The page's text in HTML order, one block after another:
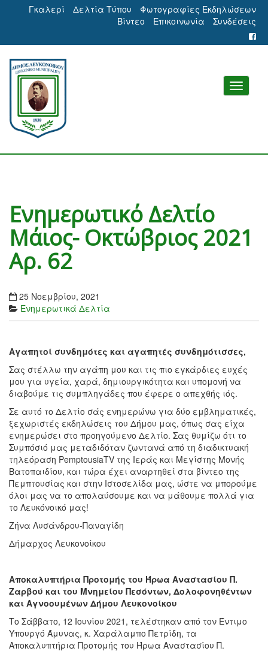
Γκαλερί Δελτία Τύπου
Φωτογραφίες Εκδηλώσεων
Βίντεο
Επικοινωνία Συνδέσεις
Ενημερωτικό Δελτίο
Μάιος- Οκτώβριος 2021
Αρ. 62
25 Νοεμβρίου, 2021
Ενημερωτικά Δελτία
Αγαπητοί συνδημότες και αγαπητές συνδημότισσες,
Σας στέλλω την αγάπη μου και τις πιο εγκάρδιες ευχές
μου για υγεία, χαρά, δημιουργικότητα και υπομονή να
διαβούμε τις συμπληγάδες που έφερε ο απεχθής ιός.
Σε αυτό το Δελτίο σάς ενημερώνω για δύο εμβληματικές,
ξεχωριστές εκδηλώσεις του Δήμου μας, όπως σας είχα
ενημερώσει στο προηγούμενο Δελτίο. Σας θυμίζω ότι το
Συμπόσιό μας μεταδιδόταν ζωντανά από τη διαδικτυακή
τηλεόραση PemptousiaTV της Ιεράς και Μεγίστης Μονής
Βατοπαιδίου, και τώρα έχει αναρτηθεί στα βίντεο της
Πεμπτουσίας και στην Ιστοσελίδα μας, ώστε να μπορούμε
όλοι μας να το απολαύσουμε και να μάθουμε πολλά για
το Λευκόνοικό μας!
Ζήνα Λυσάνδρου-Παναγίδη
Δήμαρχος Λευκονοίκου
Αποκαλυπτήρια Προτομής του Ήρωα Αναστασίου Π.
Ζαρβού και του Μνημείου Πεσόντων, Δολοφονηθέντων
και Αγνοουμένων Δήμου Λευκονοίκου
Το Σάββατο, 12 Ιουνίου 2021, τελέστηκαν από τον Έντιμο
Υπουργό Άμυνας, κ. Χαράλαμπο Πετρίδη, τα
Αποκαλυπτήρια Προτομής του Ήρωα Αναστασίου Π.